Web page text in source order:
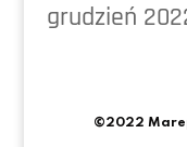
grudzień
©2022